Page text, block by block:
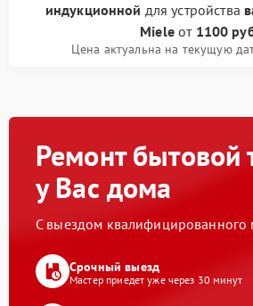
индукционной для устройства
Mieleот 1100
Цена актуальна на текущую
Ремонт бытовой
у Вас дома
С выездом квалифицированного
Срочный выезд
Мастер приедет уже через 30 минут